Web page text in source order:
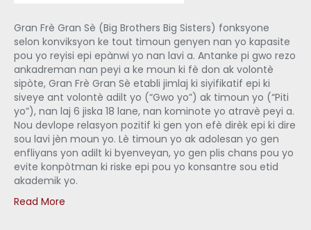
Gran Frè Gran Sè (Big Brothers Big Sisters) fonksyone
selon konviksyon ke tout timoun genyen nan yo kapasite
pou yo reyisi epi epànwi yo nan lavi a. Antanke pi gwo rezo
ankadreman nan peyi a ke moun ki fè don ak volontè
sipòte, Gran Frè Gran Sè etabli jimlaj ki siyifikatif epi ki
siveye ant volontè adilt yo (“Gwo yo”) ak timoun yo (“Piti
yo”), nan laj 6 jiska 18 lane, nan kominote yo atravè peyi a.
Nou devlope relasyon pozitif ki gen yon efè dirèk epi ki dire
sou lavi jèn moun yo. Lè timoun yo ak adolesan yo gen
enfliyans yon adilt ki byenveyan, yo gen plis chans pou yo
evite konpòtman ki riske epi pou yo konsantre sou etid
akademik yo.
Read More